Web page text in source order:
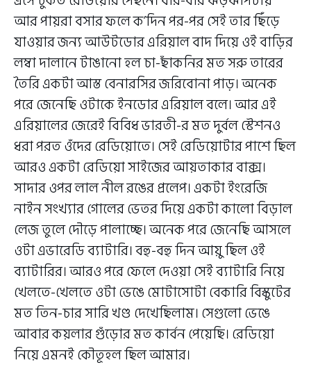
আর পায়রা বসার ফলে ক’দিন পর-পর সেই তার ছিঁড়ে
যাওয়ার জন্য আউটডোর এরিয়াল বাদ দিয়ে ওই বাড়ির
লম্বা দালানে টাঙানো হল চা-ছাঁকনির মত সরু তারের
তৈরি একটা আস্ত বেনারসির জরিবোনা পাড়। অনেক
পরে জেনেছি ওটাকে ইনডোর এরিয়াল বলে। আর এই
এরিয়ালের জেরেই বিবিধ ভারতী-র মত দুর্বল স্টেশনও
ধরা পরত ওঁদের রেডিয়োতে। সেই রেডিয়োটার পাশে ছিল
আরও একটা রেডিয়ো সাইজের আয়তাকার বাক্স।
সাদার ওপর লাল নীল রঙের প্রলেপ। একটা ইংরেজি
নাইন সংখ্যার গোলের ভেতর দিয়ে একটা কালো বিড়াল
লেজ তুলে দৌড়ে পালাচ্ছে। অনেক পরে জেনেছি আসলে
ওটা এভারেডি ব্যাটারি। বহু-বহু দিন আয়ু ছিল ওই
ব্যাটারির। আরও পরে ফেলে দেওয়া সেই ব্যাটারি নিয়ে
খেলতে-খেলতে ওটা ভেঙে মোটাসোটা বেকারি বিস্কুটের
মত তিন-চার সারি খণ্ড দেখেছিলাম। সেগুলো ভেঙে
আবার কয়লার গুঁড়োর মত কার্বন পেয়েছি। রেডিয়ো
নিয়ে এমনই কৌতূহল ছিল আমার।